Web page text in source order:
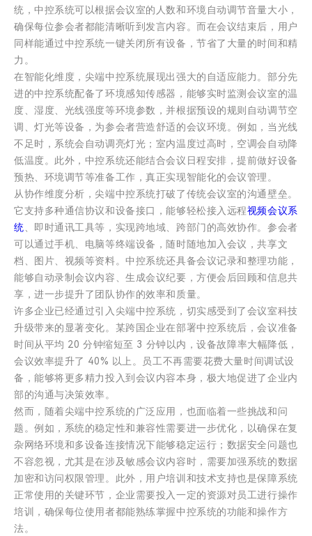
统，中控系统可以根据会议室的人数和环境自动调节音量大小，
确保每位参会者都能清晰听到发言内容。而在会议结束后，用户
同样能通过中控系统一键关闭所有设备，节省了大量的时间和精
力。
在智能化维度，尖端中控系统展现出强大的自适应能力。部分先
进的中控系统配备了环境感知传感器，能够实时监测会议室的温
度、湿度、光线强度等环境参数，并根据预设的规则自动调节空
调、灯光等设备，为参会者营造舒适的会议环境。例如，当光线
不足时，系统会自动调亮灯光；室内温度过高时，空调会自动降
低温度。此外，中控系统还能结合会议日程安排，提前做好设备
预热、环境调节等准备工作，真正实现智能化的会议管理。
从协作维度分析，尖端中控系统打破了传统会议室的沟通壁垒。
它支持多种通信协议和设备接口，能够轻松接入远程视频会议系
统、即时通讯工具等，实现跨地域、跨部门的高效协作。参会者
可以通过手机、电脑等终端设备，随时随地加入会议，共享文
档、图片、视频等资料。中控系统还具备会议记录和整理功能，
能够自动录制会议内容、生成会议纪要，方便会后回顾和信息共
享，进一步提升了团队协作的效率和质量。
许多企业已经通过引入尖端中控系统，切实感受到了会议室科技
升级带来的显著变化。某跨国企业在部署中控系统后，会议准备
时间从平均 20 分钟缩短至 3 分钟以内，设备故障率大幅降低，
会议效率提升了 40% 以上。员工不再需要花费大量时间调试设
备，能够将更多精力投入到会议内容本身，极大地促进了企业内
部的沟通与决策效率。
然而，随着尖端中控系统的广泛应用，也面临着一些挑战和问
题。例如，系统的稳定性和兼容性需要进一步优化，以确保在复
杂网络环境和多设备连接情况下能够稳定运行；数据安全问题也
不容忽视，尤其是在涉及敏感会议内容时，需要加强系统的数据
加密和访问权限管理。此外，用户培训和技术支持也是保障系统
正常使用的关键环节，企业需要投入一定的资源对员工进行操作
培训，确保每位使用者都能熟练掌握中控系统的功能和操作方
法。